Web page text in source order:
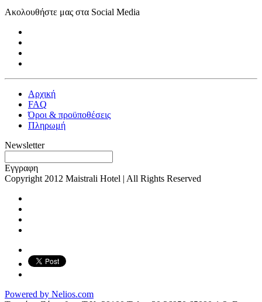
Ακολουθήστε μας στα Social Media
Αρχική
FAQ
Όροι & προϋποθέσεις
Πληρωμή
Newsletter
Εγγραφη
Copyright 2012 Maistrali Hotel | All Rights Reserved
Powered by Nelios.com